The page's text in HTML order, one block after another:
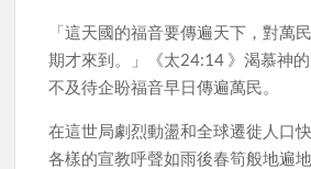
「這天國的福音要傳遍天下，對萬
期才來到。」《太24:14 》渴慕神
不及待企盼福音早日傳遍萬民。
在這世局劇烈動盪和全球遷徙人口
各樣的宣教呼聲如雨後春筍般地遍